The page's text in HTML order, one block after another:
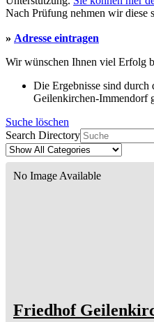
Nach Prüfung nehmen wir diese
» Adresse eintragen
Wir wünschen Ihnen viel Erfolg
Die Ergebnisse sind
Geilenkirchen-Immendorf
Suche löschen
Search Directory
No Image Available
Friedhof